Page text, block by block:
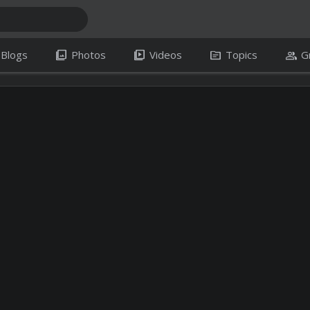
Blogs photo_library Photos video_library Videos topic Topics group